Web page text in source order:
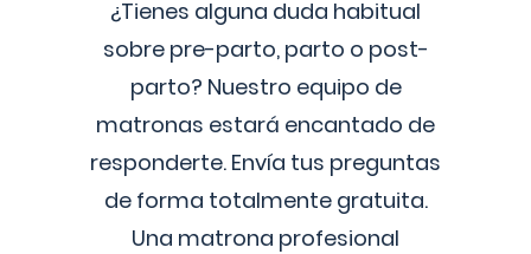
¿Tienes alguna duda habitual
sobre pre-parto, parto o post-
parto? Nuestro equipo de
matronas estará encantado de
responderte. Envía tus preguntas
de forma totalmente gratuita.
Una matrona profesional